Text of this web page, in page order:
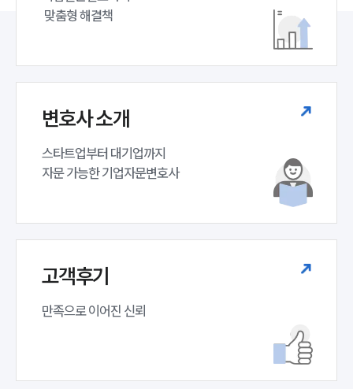
맞춤형 해결책
변호사 소개
스타트업부터 대기업까지
자문 가능한 기업자문변호사
고객후기
만족으로 이어진 신뢰